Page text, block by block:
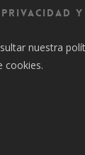
y
nuestra
cookies.